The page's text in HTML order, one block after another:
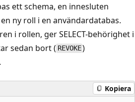
ett schema, en innesluten
ny roll i en användardatabas.
i rollen, ger SELECT-behörighet i
sedan bort ( REVOKE)
Kopiera